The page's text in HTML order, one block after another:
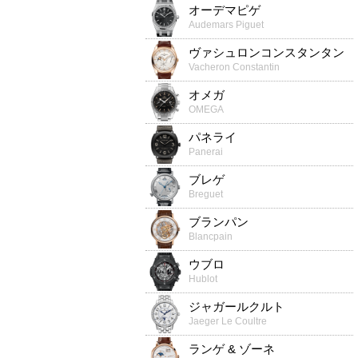
オーデマピゲ
Audemars Piguet
ヴァシュロンコンスタンタン
Vacheron Constantin
オメガ
OMEGA
パネライ
Panerai
ブレゲ
Breguet
ブランパン
Blancpain
ウブロ
Hublot
ジャガールクルト
Jaeger Le Coultre
ランゲ & ゾーネ